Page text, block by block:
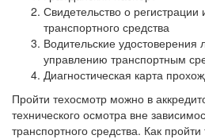
Свидетельство о регистрации
транспортного средства
Водительские
управлению транспортным
Диагностическая карта
Пройти техосмотр можно в
технического осмотра вне
транспортного средства. Как